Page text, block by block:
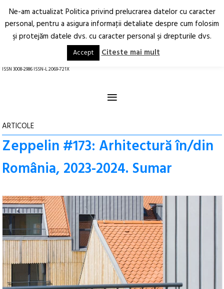
Arhitectură.
Oraș.
RO EN
ISSN 3008-2986 ISSN-L 2069-721X
≡
ARTICOLE
Zeppelin #173: Arhitectură în/din
România, 2023-2024. Sumar
Ne-am actualizat Politica privind prelucrarea datelor cu caracter
personal, pentru a asigura informaţii detaliate despre cum folosim
şi protejăm datele dvs. cu caracter personal şi drepturile dvs.
Accept Citeste mai mult